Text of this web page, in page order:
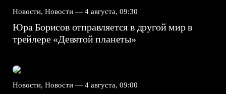
Новости, Новости — 4 августа, 09:30
Юра Борисов отправляется в другой мир в
трейлере «Девятой планеты»
Новости, Новости — 4 августа, 09:00